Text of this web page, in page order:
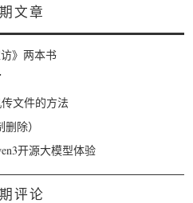
文章
》两本书
文件的方法
除）
开源大模型体验
评论